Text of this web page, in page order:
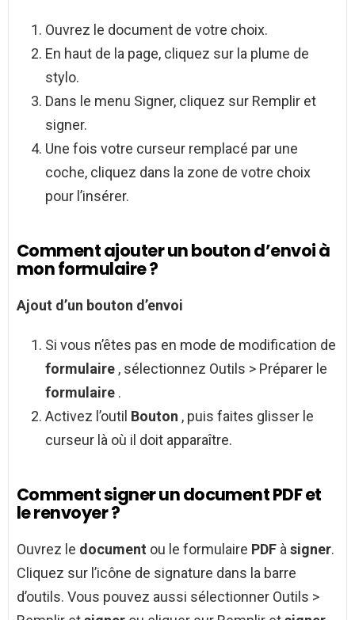
Ouvrez le document de votre choix.
En haut de la page, cliquez sur la plume de
stylo.
Dans le menu Signer, cliquez sur Remplir et
signer.
Une fois votre curseur remplacé par une
coche, cliquez dans la zone de votre choix
pour l’insérer.
Comment ajouter un bouton d’envoi à
mon formulaire ?
Ajout d’un bouton d’envoi
Si vous n’êtes pas en mode de modification de
formulaire , sélectionnez Outils > Préparer le
formulaire .
Activez l’outil Bouton , puis faites glisser le
curseur là où il doit apparaître.
Comment signer un document PDF et
le renvoyer ?
Ouvrez le document ou le formulaire PDF à signer.
Cliquez sur l’icône de signature dans la barre
d’outils. Vous pouvez aussi sélectionner Outils >